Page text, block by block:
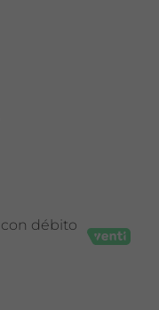
con débito